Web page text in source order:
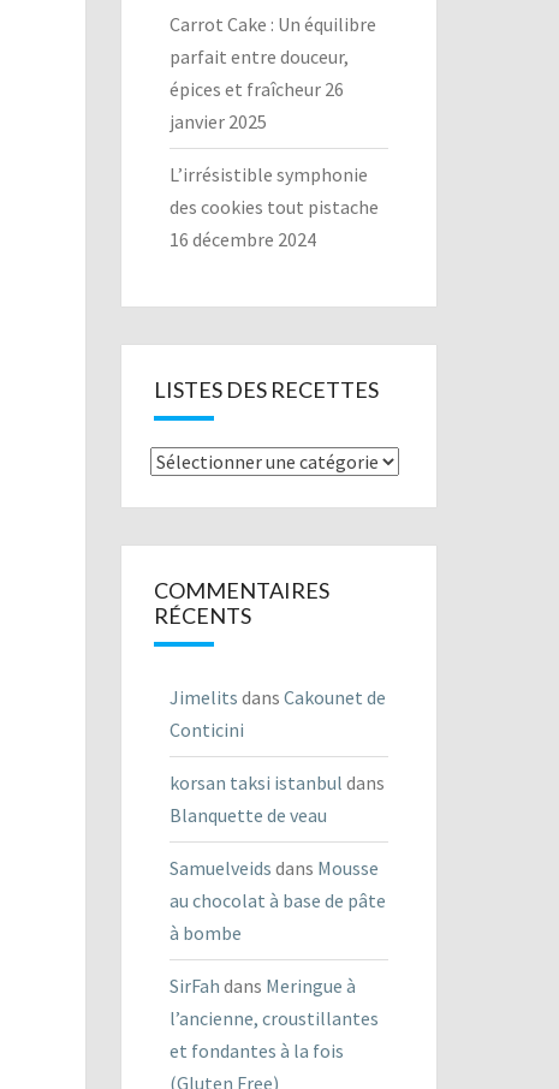
Carrot Cake : Un équilibre
parfait entre douceur,
épices et fraîcheur 26
janvier 2025
L’irrésistible symphonie
des cookies tout pistache
16 décembre 2024
LISTES DES RECETTES
Listes
COMMENTAIRES
RÉCENTS
Jimelits dans Cakounet de
Conticini
korsan taksi istanbul dans
Blanquette de veau
Samuelveids dans Mousse
au chocolat à base de pâte
à bombe
SirFah dans Meringue à
l’ancienne, croustillantes
et fondantes à la fois
(Gluten Free)